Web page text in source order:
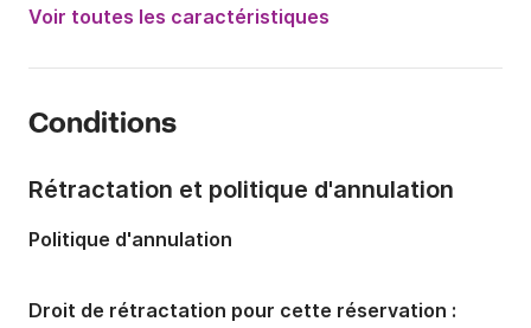
Capacité à bord:
Nombre de salles de bains:
Voir toutes les caractéristiques
Conditions
Rétractation et politique d'annulation
Politique d'annulation
Droit de rétractation pour cette réservation :